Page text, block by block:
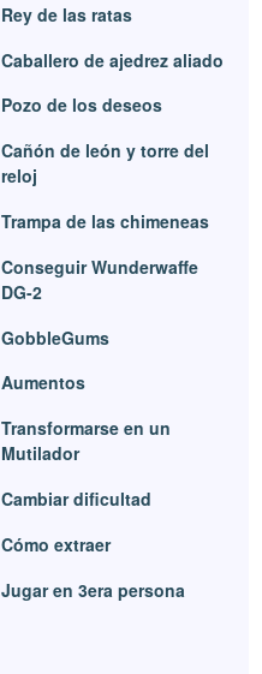
Rey de las ratas
Caballero de ajedrez aliado
Pozo de los deseos
Cañón de león y torre del
reloj
Trampa de las chimeneas
Conseguir Wunderwaffe
DG-2
GobbleGums
Aumentos
Transformarse en un
Mutilador
Cambiar dificultad
Cómo extraer
Jugar en 3era persona